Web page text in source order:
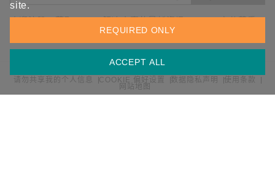
欢迎注册，获取 Moxa 解决方案的最新资讯。Moxa 充分尊重
您的隐私，绝不会透露您的邮箱信息。
请勿共享我的个人信息 COOKIE 偏好设置 数据隐私声明 使用条款
网站地图
site.
ACCEPT ALL
REQUIRED ONLY